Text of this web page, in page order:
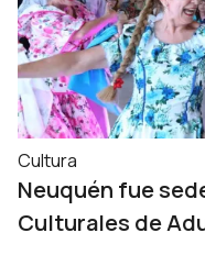
Cultura
Neuquén fue
Culturales de